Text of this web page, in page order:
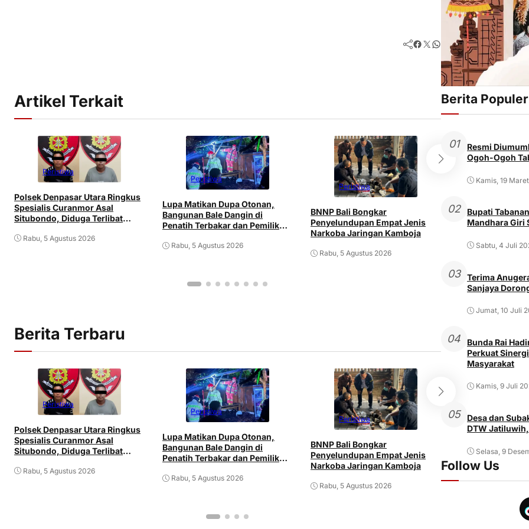
Facebook Twitter WhatsApp
Artikel Terkait
Peristiwa
Polsek Denpasar Utara Ringkus
Spesialis Curanmor Asal
Situbondo, Diduga Terlibat
Rabu, 5 Agustus 2026
Peristiwa
Lupa Matikan Dupa Otonan,
Bangunan Bale Dangin di
Penatih Terbakar dan Pemilik
Rabu, 5 Agustus 2026
Peristiwa
BNNP Bali Bongkar
Penyelundupan Empat Jenis
Narkoba Jaringan Kamboja
Rabu, 5 Agustus 2026
Pria ODGJ di
Istri dan Mertua
Berita Terbaru
Peristiwa
Polsek Denpasar Utara Ringkus
Spesialis Curanmor Asal
Situbondo, Diduga Terlibat
Rabu, 5 Agustus 2026
Peristiwa
Lupa Matikan Dupa Otonan,
Bangunan Bale Dangin di
Penatih Terbakar dan Pemilik
Rabu, 5 Agustus 2026
Peristiwa
BNNP Bali Bongkar
Penyelundupan Empat Jenis
Narkoba Jaringan Kamboja
Rabu, 5 Agustus 2026
Peristiwa
Pria ODGJ di
Istri dan Mertua
Senjata Tajam
Berita Populer
01
Resmi
Ogoh-Ogoh
Kamis, 19
02
Bupati
Mandhara Giri
Sabtu, 4 Juli
03
Terima
Sanjaya
Jumat, 10 Juli
04
Bunda Rai
Perkuat
Masyarakat
Kamis, 9 Juli
05
Desa dan
DTW
Selasa, 9
Follow Us